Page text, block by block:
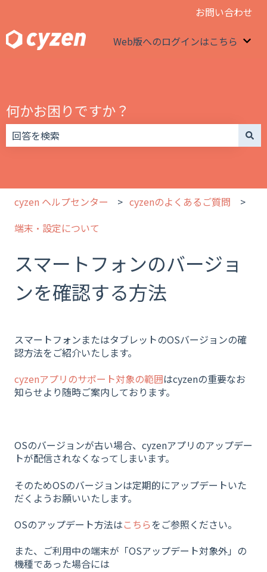
お問い合わせ
Web版へのログインはこちら
何かお困りですか？
cyzen ヘルプセンター
cyzenのよくあるご質問
端末・設定について
スマートフォンのバージョ
ンを確認する方法
スマートフォンまたはタブレットのOSバージョンの確
認方法をご紹介いたします。
cyzenアプリのサポート対象の範囲はcyzenの重要なお
知らせより随時ご案内しております。
OSのバージョンが古い場合、cyzenアプリのアップデー
トが配信されなくなってしまいます。
そのためOSのバージョンは定期的にアップデートいた
だくようお願いいたします。
OSのアップデート方法はこちらをご参照ください。
また、ご利用中の端末が「OSアップデート対象外」の
機種であった場合には